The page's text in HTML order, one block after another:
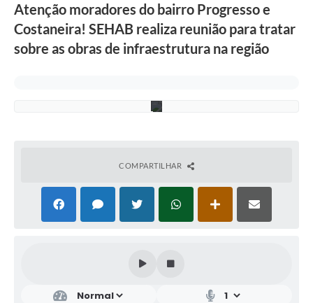
Atenção moradores do bairro Progresso e
Costaneira! SEHAB realiza reunião para tratar
sobre as obras de infraestrutura na região
e
s
-
s
COMPARTILHAR